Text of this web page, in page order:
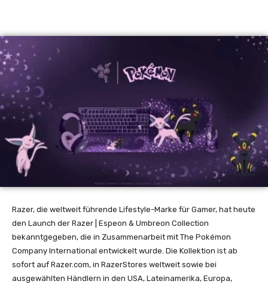
Razer, die weltweit führende Lifestyle-Marke für Gamer, hat heute
den Launch der Razer | Espeon & Umbreon Collection
bekanntgegeben, die in Zusammenarbeit mit The Pokémon
Company International entwickelt wurde. Die Kollektion ist ab
sofort auf Razer.com, in RazerStores weltweit sowie bei
ausgewählten Händlern in den USA, Lateinamerika, Europa,